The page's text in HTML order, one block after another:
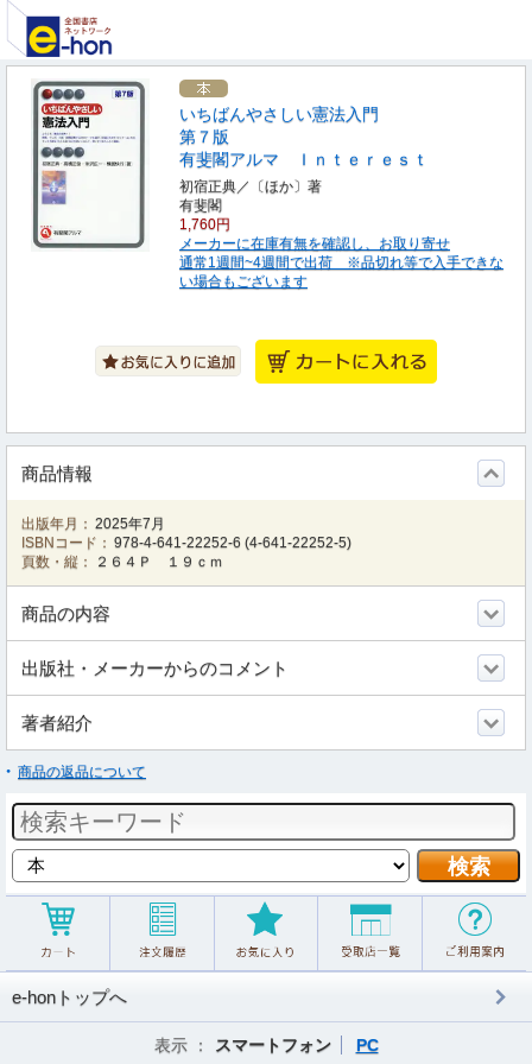
いちばんやさしい憲法入門
第７版
有斐閣アルマ Ｉｎｔｅｒｅｓｔ
初宿正典／〔ほか〕著
有斐閣
1,760円
メーカーに在庫有無を確認し、お取り寄せ
通常1週間~4週間で出荷 ※品切れ等で入手できな
い場合もございます
商品情報
出版年月： 2025年7月
ISBNコード： 978-4-641-22252-6 (4-641-22252-5)
頁数・縦：
２６４Ｐ １９ｃｍ
商品の内容
出版社・メーカーからのコメント
著者紹介
商品の返品について
e-honトップへ
表示 ： スマートフォン PC